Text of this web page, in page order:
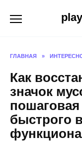
ГЛАВНАЯ »
Как
значок
быстрого